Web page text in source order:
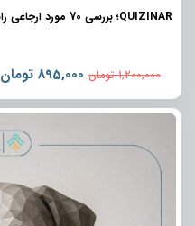
QUIZINAR؛ بررسی 70 مورد ارجاعی رایج دندانپزشکی
1,200,000 تومان 895,000 تومان